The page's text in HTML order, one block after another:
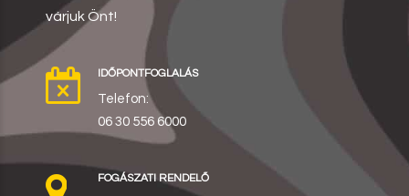
várjuk Önt!
IDŐPONTFOGLALÁS
Telefon:
06 30 556 6000
FOGÁSZATI RENDELŐ